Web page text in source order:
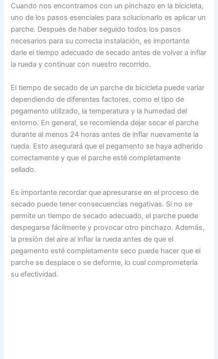
Cuando nos encontramos con un pinchazo en la bicicleta,
uno de los pasos esenciales para solucionarlo es aplicar un
parche. Después de haber seguido todos los pasos
necesarios para su correcta instalación, es importante
darle el tiempo adecuado de secado antes de volver a inflar
la rueda y continuar con nuestro recorrido.
El tiempo de secado de un parche de bicicleta puede variar
dependiendo de diferentes factores, como el tipo de
pegamento utilizado, la temperatura y la humedad del
entorno. En general, se recomienda dejar secar el parche
durante al menos 24 horas antes de inflar nuevamente la
rueda. Esto asegurará que el pegamento se haya adherido
correctamente y que el parche esté completamente
sellado.
Es importante recordar que apresurarse en el proceso de
secado puede tener consecuencias negativas. Si no se
permite un tiempo de secado adecuado, el parche puede
despegarse fácilmente y provocar otro pinchazo. Además,
la presión del aire al inflar la rueda antes de que el
pegamento esté completamente seco puede hacer que el
parche se desplace o se deforme, lo cual comprometería
su efectividad.